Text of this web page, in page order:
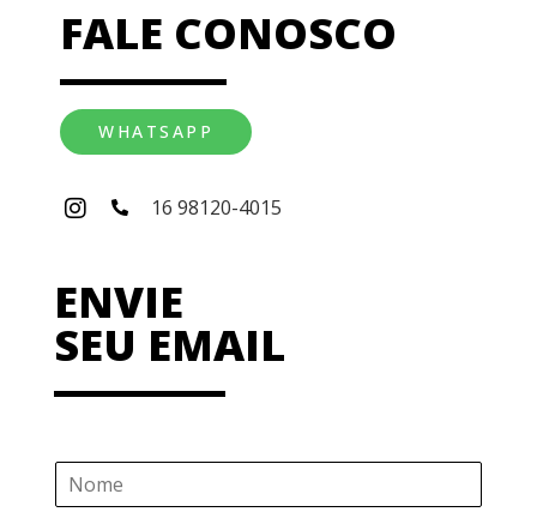
FALE CONOSCO
WHATSAPP
16 98120-4015
ENVIE
SEU EMAIL
N